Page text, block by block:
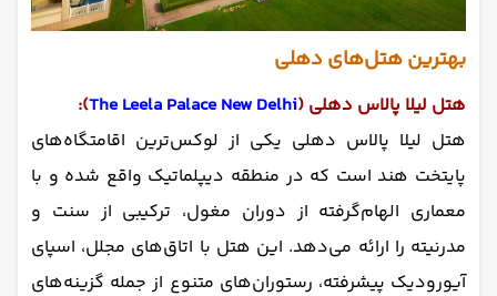
بهترین هتل‌های دهلی
هتل لیلا پالاس دهلی (The Leela Palace New Delhi
):
هتل لیلا پالاس دهلی یکی از لوکس‌ترین اقامتگاه‌های
پایتخت هند است که در منطقه دیپلماتیک واقع شده و با
معماری الهام‌گرفته از دوران مغول، ترکیبی از سنت و
مدرنیته را ارائه می‌دهد. این هتل با اتاق‌های مجلل، اسپای
آیورودیک پیشرفته، رستوران‌های متنوع از جمله گزینه‌های